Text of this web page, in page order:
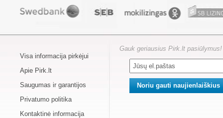
Visa informacija pirkėjui
Apie Pirk.lt
Saugumas ir garantijos
Privatumo politika
Kontaktinė informacija
Gauk geriausius Pirk.lt pasiūlymus!